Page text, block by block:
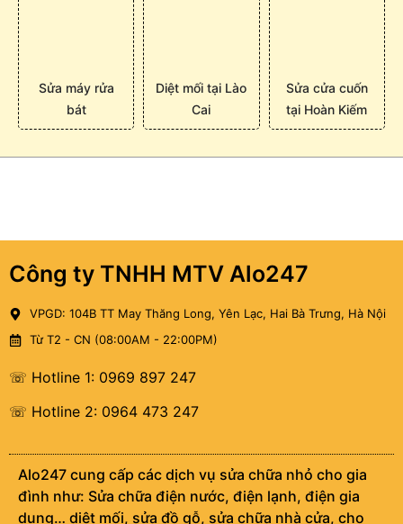
Sửa máy rửa
bát
Diệt mối tại Lào
Cai
Sửa cửa cuốn
tại Hoàn Kiếm
Công ty TNHH MTV Alo247
VPGD: 104B TT May Thăng Long, Yên Lạc, Hai Bà Trưng, Hà Nội
Từ T2 - CN (08:00AM - 22:00PM)
☏ Hotline 1: 0969 897 247
☏ Hotline 2: 0964 473 247
Alo247 cung cấp các dịch vụ sửa chữa nhỏ cho gia
đình như: Sửa chữa điện nước, điện lạnh, điện gia
dụng… diệt mối, sửa đồ gỗ, sửa chữa nhà cửa, cho